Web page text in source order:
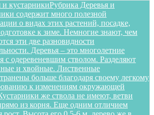
и кустарникиРубрика Деревья и
содержит много полезной
о видах этих растений, посадке,
к зиме. Немногие знают, чем
эти две разновидности
Деревья – это многолетние
с одеревеневшим стволом. Разделяют
и хвойные. Лиственные
больше благодаря своему легкому
к изменениям окружающей
же ствола не имеют, ветви
из корня. Еще одним отличием